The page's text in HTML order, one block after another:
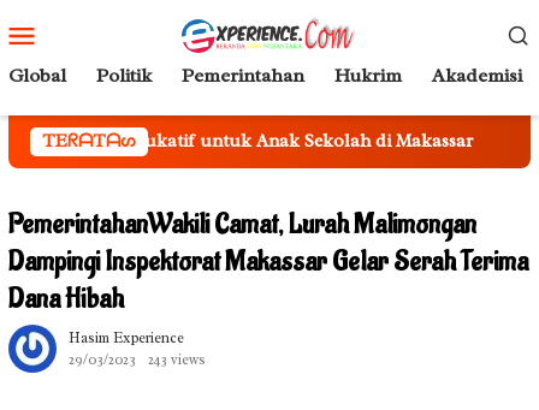
ke
kontenMobile
Global Politik Pemerintahan Hukrim Akademisi
TEᖇᗩTᗩᔕ
untuk Anak Sekolah di Makassar Gubernur Andi
PemerintahanWakili Camat, Lurah Malimongan
Dampingi Inspektorat Makassar Gelar Serah Terima
Dana Hibah
Hasim Experience
29/03/2023
243 views